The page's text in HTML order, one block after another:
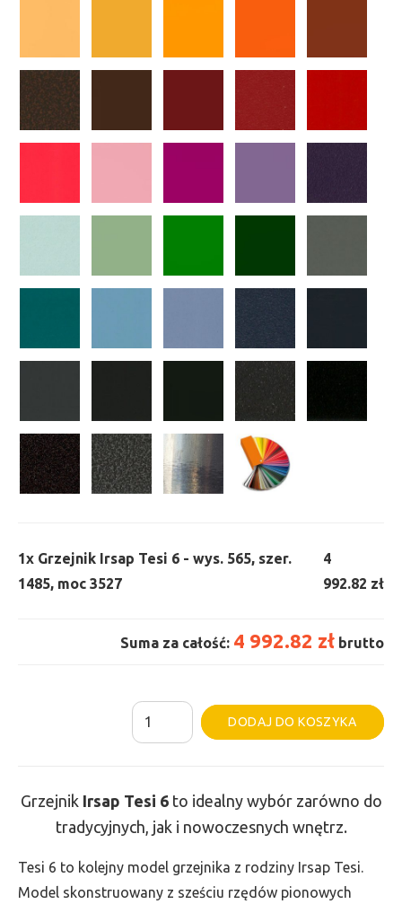
1x Grzejnik Irsap Tesi 6 - wys. 565, szer.
1485, moc 3527
4
992.82 zł
Suma za całość: 4 992.82 zł brutto
ilość
Grzejnik
-
wys.
565,
DODAJ DO KOSZYKA
Grzejnik Irsap Tesi 6to idealny wybór zarówno do
tradycyjnych, jak i nowoczesnych wnętrz.
Tesi 6 to kolejny model grzejnika z rodziny Irsap Tesi.
Model skonstruowany z sześciu rzędów pionowych